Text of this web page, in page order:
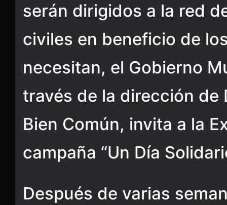
serán dirigidos a la red
civiles en beneficio de
necesitan, el Gobierno
través de la dirección de
Bien Común, invita a la
campaña “Un Día
Después de varias